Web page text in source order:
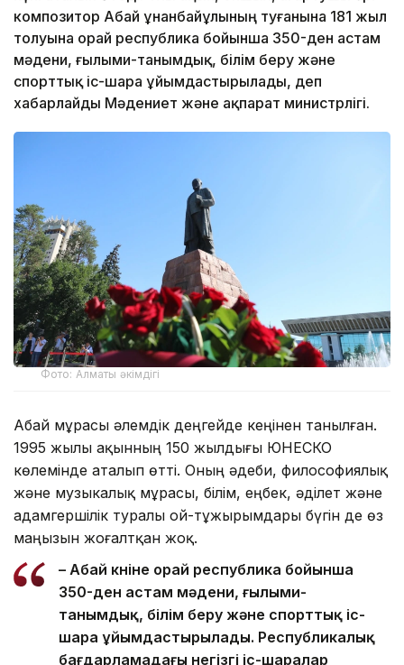
композитор Абай Құнанбайұлының туғанына 181 жыл
толуына орай республика бойынша 350-ден астам
мәдени, ғылыми-танымдық, білім беру және
спорттық іс-шара ұйымдастырылады, деп
хабарлайды Мәдениет және ақпарат министрлігі.
Фото: Алматы әкімдігі
Абай мұрасы әлемдік деңгейде кеңінен танылған.
1995 жылы ақынның 150 жылдығы ЮНЕСКО
көлемінде аталып өтті. Оның әдеби, философиялық
және музыкалық мұрасы, білім, еңбек, әділет және
адамгершілік туралы ой-тұжырымдары бүгін де өз
маңызын жоғалтқан жоқ.
– Абай күніне орай республика бойынша
350-ден астам мәдени, ғылыми-
танымдық, білім беру және спорттық іс-
шара ұйымдастырылады. Республикалық
бағдарламадағы негізгі іс-шаралар